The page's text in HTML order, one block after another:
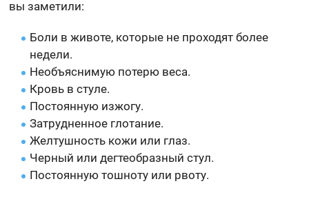
вы заметили:
Боли в животе, которые не проходят более
недели.
Необъяснимую потерю веса.
Кровь в стуле.
Постоянную изжогу.
Затрудненное глотание.
Желтушность кожи или глаз.
Черный или дегтеобразный стул.
Постоянную тошноту или рвоту.